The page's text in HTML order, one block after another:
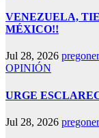
VENEZUELA,
MÉXICO!!
Jul 28, 2026
OPINIÓN
URGE
Jul 28, 2026